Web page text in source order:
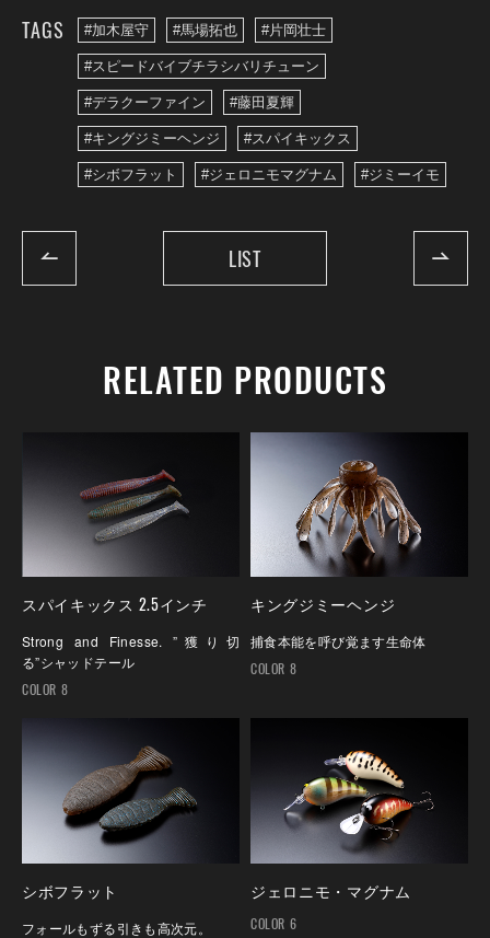
TAGS #加木屋守 #馬場拓也 #片岡壮士
#スピードバイブチラシバリチューン
#デラクーファイン #藤田夏輝
#キングジミーヘンジ #スパイキックス
#シボフラット #ジェロニモマグナム #ジミーイモ
LIST
RELATED PRODUCTS
スパイキックス 2.5インチ
Strong and Finesse. ”獲り切
る”シャッドテール
COLOR 8
キングジミーヘンジ
捕食本能を呼び覚ます生命体
COLOR 8
シボフラット
フォールもずる引きも高次元。
ジェロニモ・マグナム
COLOR 6